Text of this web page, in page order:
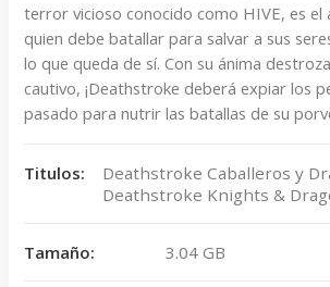
terror vicioso conocido como HIVE, es el
quien debe batallar para salvar a sus
lo que queda de sí. Con su ánima
cautivo, ¡Deathstroke deberá expiar los
pasado para nutrir las batallas de su
Titulos:
Deathstroke Caballeros y
Deathstroke Knights &
Tamaño: 3.04 GB